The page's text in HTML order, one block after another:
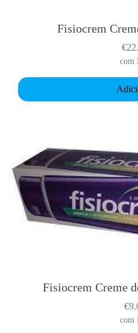
Fisiocrem
€
com
Fisiocrem Creme
€
com